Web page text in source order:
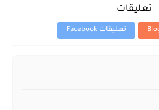
تعليقات
تعليقات Facebook